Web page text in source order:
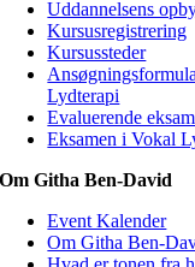
Uddannelsens
Kursusregistrering
Kursussteder
Lydterapi
Evaluerende
Eksamen i Vokal
Om Githa Ben-David
Event Kalender
Om Githa Ben-